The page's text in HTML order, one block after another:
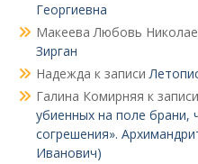
Георгиевна
Макеева Любовь
Зирган
Надежда к записи
Галина Комирняя к записи
убиенных на поле брани,
согрешения».
Иванович)